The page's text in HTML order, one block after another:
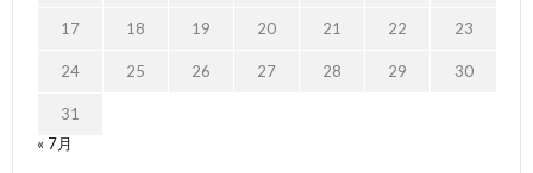
17 18 19 20 21 22 23
24 25 26 27 28 29 30
31
« 7月